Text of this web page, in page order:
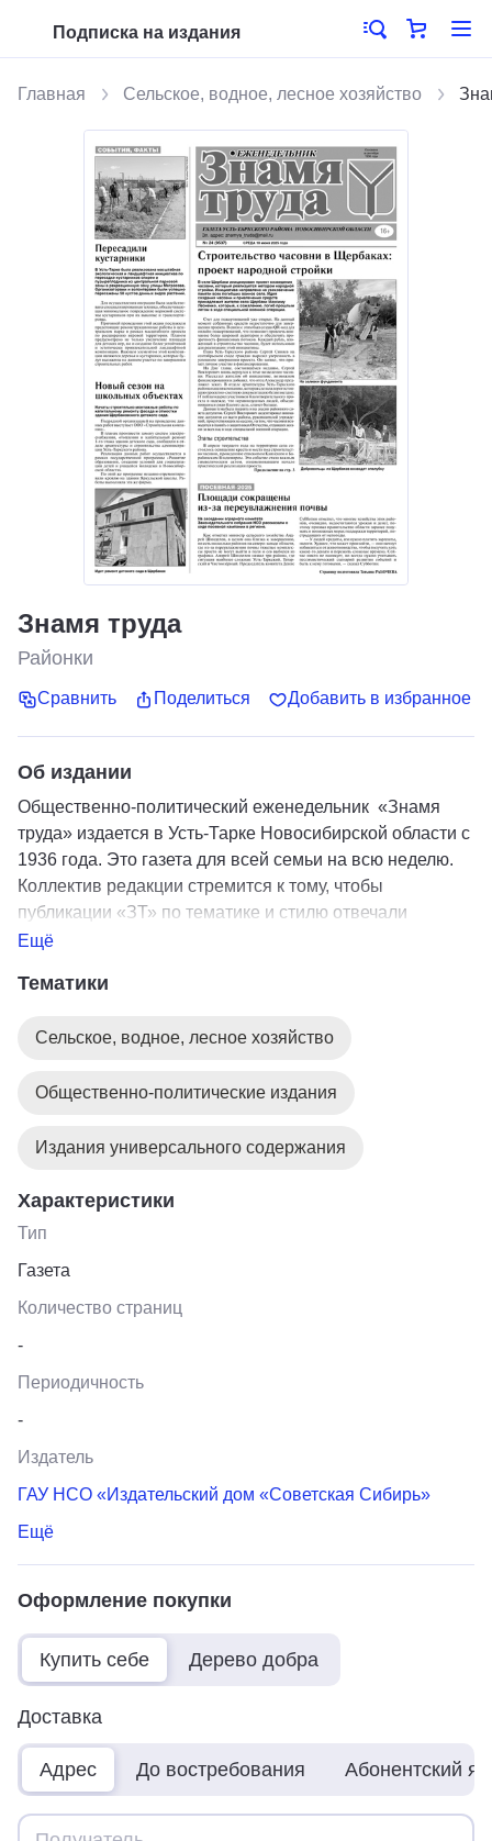
Подписка на издания
Главная Сельское, водное, лесное хозяйство
Знамя труда
Районки
Сравнить Поделиться Добавить в избранное
Об издании
Общественно-политический еженедельник «Знамя
труда» издается в Усть-Тарке Новосибирской области с
1936 года. Это газета для всей семьи на всю неделю.
Коллектив редакции стремится к тому, чтобы
публикации «ЗТ» по тематике и стилю отвечали
интересам и вкусам разных поколений. Тираж - 1500
Ещё
Тематики
Сельское, водное, лесное хозяйство
Общественно-политические издания
Издания универсального содержания
Характеристики
Тип
Газета
Количество страниц
-
Периодичность
-
Издатель
ГАУ НСО «Издательский дом «Советская Сибирь»
Ещё
Оформление покупки
Купить себе Дерево добра
Доставка
Адрес До востребования Абонентский